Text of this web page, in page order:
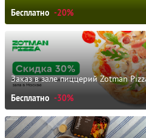
Бесплатно -20%
Заказ в зале пиццерий Zotman
Бесплатно -30%